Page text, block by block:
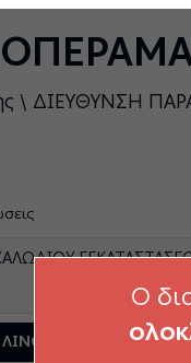
\ ΔΙΕΥΘΥΝΣΗ
ΛΙΝΟΠΕΡΑΜΑΤΩΝ
O